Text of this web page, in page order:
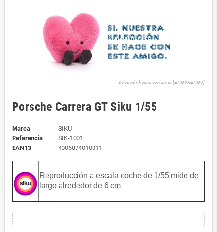
Selección hecha con amor [ENGORENGO]
Porsche Carrera GT Siku 1/55
Marca
SIKU
Referencia
SIK-1001
EAN13
4006874010011
Reproducción a escala coche de 1/55 mide de
largo alrededor de 6 cm